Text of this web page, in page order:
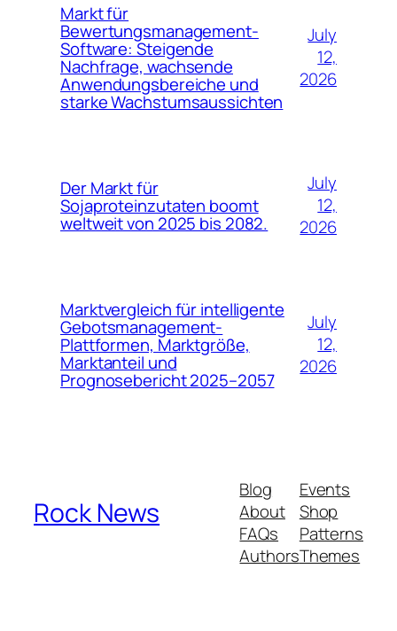
Markt für
Bewertungsmanagement-
Software: Steigende
Nachfrage, wachsende
Anwendungsbereiche und
starke Wachstumsaussichten
July
12,
2026
Der Markt für
Sojaproteinzutaten boomt
weltweit von 2025 bis 2082.
July
12,
2026
Marktvergleich für intelligente
Gebotsmanagement-
Plattformen, Marktgröße,
Marktanteil und
Prognosebericht 2025–2057
July
12,
2026
Rock News
Blog
About
FAQs
Authors
Events
Shop
Patterns
Themes